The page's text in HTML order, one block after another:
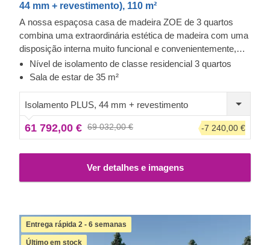
44 mm + revestimento), 110 m²
A nossa espaçosa casa de madeira ZOE de 3 quartos
combina uma extraordinária estética de madeira com uma
disposição interna muito funcional e convenientemente,
que garante a máxima privacidade para cada morador. A
sua magnífica fachada, rodeada por inúmeras janelas e
atração, caso procure uma casa de família acolhedora e
moderna.
Nível de isolamento de classe residencial 3 quartos
Sala de estar de 35 m²
Isolamento PLUS, 44 mm + revestimento
61 792,00 € 69 032,00 € -7 240,00 €
Ver detalhes e imagens
Entrega rápida 2 - 6 semanas
Último em stock